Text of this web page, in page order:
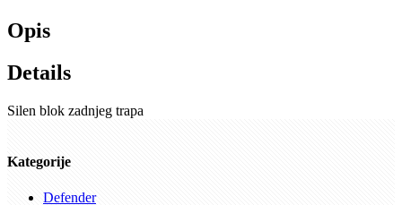
Opis
Details
Silen blok zadnjeg trapa
Kategorije
Defender